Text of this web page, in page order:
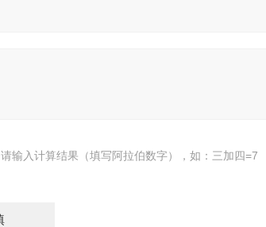
请输入计算结果（填写阿拉伯数字），如：三加四=7